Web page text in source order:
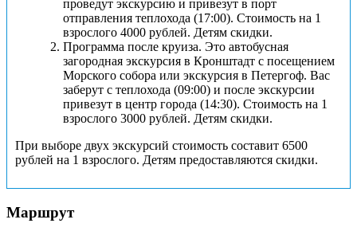
проведут экскурсию и привезут в порт
отправления теплохода (17:00). Стоимость на 1
взрослого 4000 рублей. Детям скидки.
Программа после круиза. Это автобусная
загородная экскурсия в Кронштадт с посещением
Морского собора или экскурсия в Петергоф. Вас
заберут с теплохода (09:00) и после экскурсии
привезут в центр города (14:30). Стоимость на 1
взрослого 3000 рублей. Детям скидки.
При выборе двух экскурсий стоимость составит 6500
рублей на 1 взрослого. Детям предоставляются скидки.
Маршрут